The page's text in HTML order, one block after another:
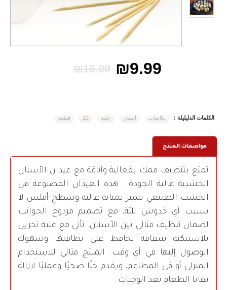
₪9.99
₪15.00
الكلمات الدليليلة : نكاشات اسنان علبة 12 قطعة
مواصفات المنتج
تمتع بتنظيف فمك بفعالية وأناقة مع عيدان الأسنان
الخشبية عالية الجودة . هذه العيدان المصنوعة من
الخشب الطبيعي تتميز بمتانة عالية وسطح أملس لا
يسبب أي خدوش للثة، مع تصميم مزدوج الجوانب
لضمان تنظيف مثالي بين الأسنان. تأتي مع علبة تخزين
بلاستيكية شفافة تحافظ على نظافتها وسهولة
الوصول إليها في أي وقت. المنتج مثالي للاستخدام
المنزلي أو في المطاعم، ويقدم حلًا صحيًا وعمليًا لإزالة
بقايا الطعام بعد الوجبات.